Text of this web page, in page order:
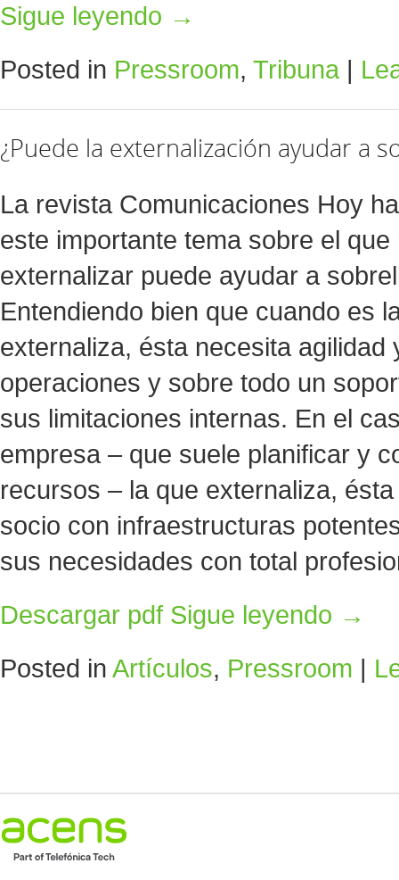
Sigue leyendo →
Posted in Pressroom, Tribuna |
¿Puede la externalización ayudar a
La revista Comunicaciones Hoy
este importante tema sobre el
externalizar puede ayudar a
Entendiendo bien que cuando es
externaliza, ésta necesita agilidad
operaciones y sobre todo un
sus limitaciones internas. En el
empresa – que suele planificar y
recursos – la que externaliza,
socio con infraestructuras
sus necesidades con total
Descargar pdf Sigue leyendo →
Posted in Artículos, Pressroom |